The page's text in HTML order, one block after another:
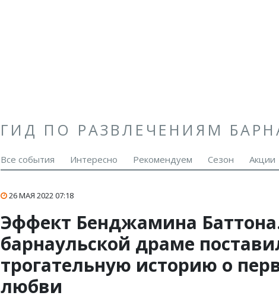
ГИД ПО РАЗВЛЕЧЕНИЯМ
Все события Интересно Рекомендуем Сезон Акции
26 МАЯ 2022 07:18
Эффект Бенджамина
барнаульской драме
трогательную историю о
любви